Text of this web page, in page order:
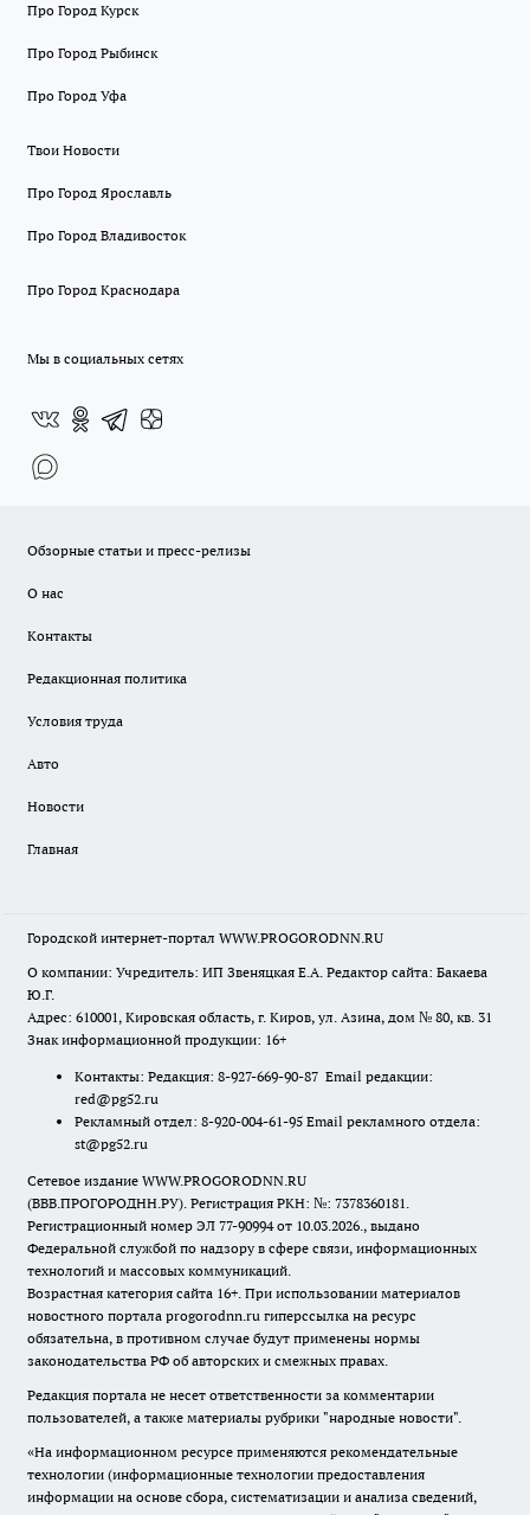
Про Город Курск
Про Город Рыбинск
Про Город Уфа
Твои Новости
Про Город Ярославль
Про Город Владивосток
Про Город Краснодара
Мы в социальных сетях
Обзорные статьи и пресс-релизы
О нас
Контакты
Редакционная политика
Условия труда
Авто
Новости
Главная
Городской интернет-портал WWW.PROGORODNN.RU
О компании: Учредитель: ИП Звеняцкая Е.А. Редактор сайта: Бакаева
Ю.Г.
Адрес: 610001, Кировская область, г. Киров, ул. Азина, дом № 80, кв. 31
Знак информационной продукции: 16+
Контакты: Редакция: 8-927-669-90-87 Email редакции:
red@pg52.ru
Рекламный отдел: 8-920-004-61-95 Email рекламного отдела:
st@pg52.ru
Сетевое издание WWW.PROGORODNN.RU
(ВВВ.ПРОГОРОДНН.РУ). Регистрация РКН: №: 7378360181.
Регистрационный номер ЭЛ 77-90994 от 10.03.2026., выдано
Федеральной службой по надзору в сфере связи, информационных
технологий и массовых коммуникаций.
Возрастная категория сайта 16+. При использовании материалов
новостного портала progorodnn.ru гиперссылка на ресурс
обязательна, в противном случае будут применены нормы
законодательства РФ об авторских и смежных правах.
Редакция портала не несет ответственности за комментарии
пользователей, а также материалы рубрики "народные новости".
«На информационном ресурсе применяются рекомендательные
технологии (информационные технологии предоставления
информации на основе сбора, систематизации и анализа сведений,